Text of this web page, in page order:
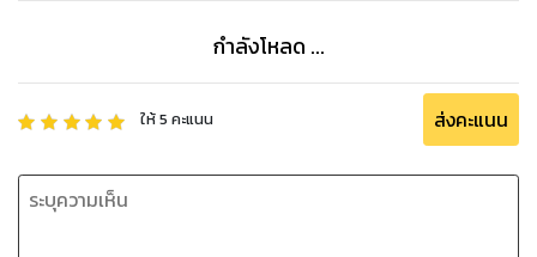
กำลังโหลด ...
ให้5 คะแนน ส่งคะแนน